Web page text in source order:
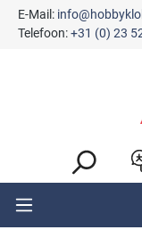
E-Mail:
Telefoon:+31 (0) 23